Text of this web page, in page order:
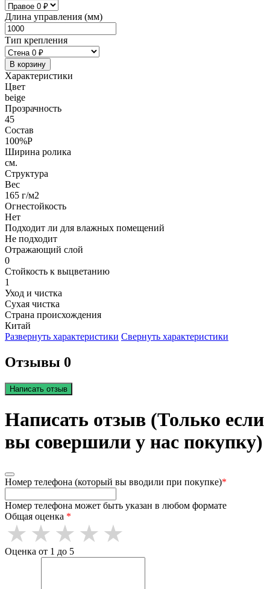
Длина управления (мм)
Тип крепления
В корзину
Характеристики
Цвет
beige
Прозрачность
45
Состав
100%P
Ширина ролика
см.
Структура
Вес
165 г/м2
Огнестойкость
Нет
Подходит ли для влажных помещений
Не подходит
Отражающий слой
0
Стойкость к выцветанию
1
Уход и чистка
Сухая чистка
Страна происхождения
Китай
Развернуть характеристики Свернуть характеристики
Отзывы 0
Написать отзыв
Написать отзыв (Только если
вы совершили у нас покупку)
Номер телефона (который вы вводили при покупке)*
Номер телефона может быть указан в любом формате
Общая оценка *
Оценка от 1 до 5